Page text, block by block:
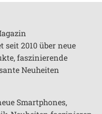
2010 über neue
faszinierende
Neuheiten
Smartphones,